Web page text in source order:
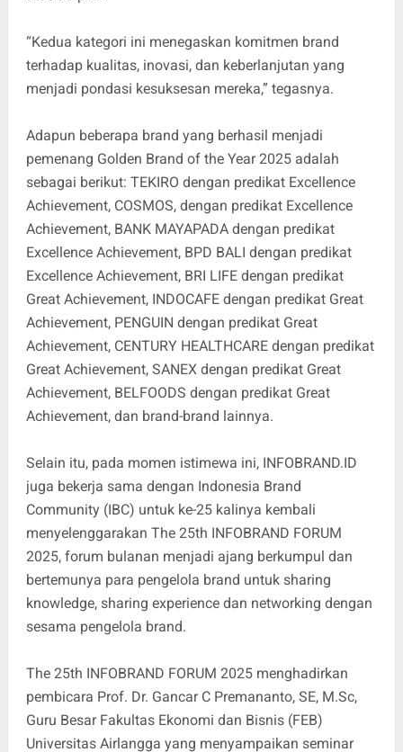
“Kedua kategori ini menegaskan komitmen brand
terhadap kualitas, inovasi, dan keberlanjutan yang
menjadi pondasi kesuksesan mereka,” tegasnya.
Adapun beberapa brand yang berhasil menjadi
pemenang Golden Brand of the Year 2025 adalah
sebagai berikut: TEKIRO dengan predikat Excellence
Achievement, COSMOS, dengan predikat Excellence
Achievement, BANK MAYAPADA dengan predikat
Excellence Achievement, BPD BALI dengan predikat
Excellence Achievement, BRI LIFE dengan predikat
Great Achievement, INDOCAFE dengan predikat Great
Achievement, PENGUIN dengan predikat Great
Achievement, CENTURY HEALTHCARE dengan predikat
Great Achievement, SANEX dengan predikat Great
Achievement, BELFOODS dengan predikat Great
Achievement, dan brand-brand lainnya.
Selain itu, pada momen istimewa ini, INFOBRAND.ID
juga bekerja sama dengan Indonesia Brand
Community (IBC) untuk ke-25 kalinya kembali
menyelenggarakan The 25th INFOBRAND FORUM
2025, forum bulanan menjadi ajang berkumpul dan
bertemunya para pengelola brand untuk sharing
knowledge, sharing experience dan networking dengan
sesama pengelola brand.
The 25th INFOBRAND FORUM 2025 menghadirkan
pembicara Prof. Dr. Gancar C Premananto, SE, M.Sc,
Guru Besar Fakultas Ekonomi dan Bisnis (FEB)
Universitas Airlangga yang menyampaikan seminar